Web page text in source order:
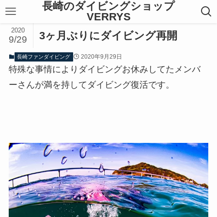
長崎のダイビングショップ
VERRYS
3ヶ月ぶりにダイビング再開
2020
9/29
長崎ファンダイビング 2020年9月29日
特殊な事情によりダイビングお休みしてたメンバ
ーさんが満を持してダイビング復活です。